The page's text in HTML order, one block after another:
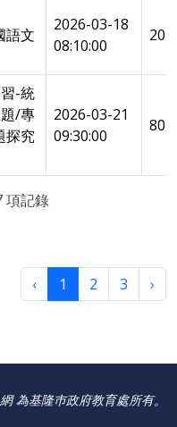
語文
2026-03-18
08:10:00
205
-統
/專
探究
2026-03-21
09:30:00
801
項記錄
‹ 1 2 3 ›
為基隆巿政府教育處所有。